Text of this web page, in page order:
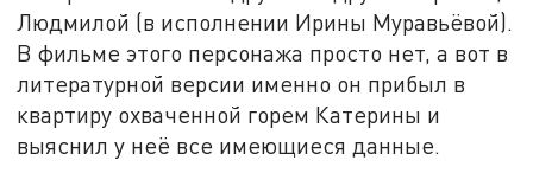
Людмилой (в исполнении Ирины Муравьёвой).
В фильме этого персонажа просто нет, а вот в
литературной версии именно он прибыл в
квартиру охваченной горем Катерины и
выяснил у неё все имеющиеся данные.